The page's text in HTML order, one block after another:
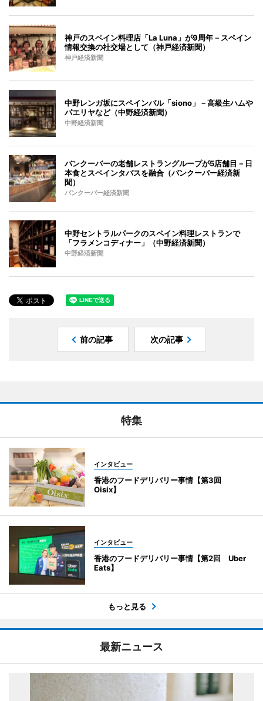
神戸のスペイン料理店「La Luna」が9周年－スペイン
情報交換の社交場として（神戸経済新聞）
神戸経済新聞
中野レンガ坂にスペインバル「siono」－高級生ハムや
パエリヤなど（中野経済新聞）
中野経済新聞
バンクーバーの老舗レストラングループが5店舗目－日
本食とスペインタパスを融合（バンクーバー経済新
聞）
バンクーバー経済新聞
中野セントラルパークのスペイン料理レストランで
「フラメンコディナー」（中野経済新聞）
中野経済新聞
前の記事 次の記事
特集
インタビュー
香港のフードデリバリー事情【第3回
Oisix】
インタビュー
香港のフードデリバリー事情【第2回 Uber
Eats】
もっと見る
最新ニュース